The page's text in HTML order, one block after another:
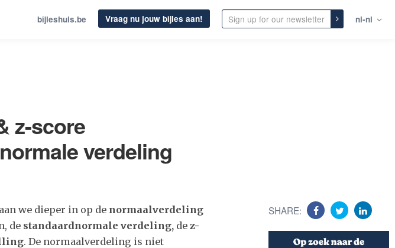
bijleshuis.be Vraag nu jouw bijles aan! nl-nl
z-score
verdeling
we dieper in op de normaalverdeling
de standaardnormale verdeling, de z-
. De normaalverdeling is niet
SHARE: